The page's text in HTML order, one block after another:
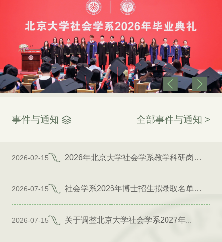
事件与通知 全部事件与通知 >
2026-02-15 2026年北京大学社会学系教学科研岗位招聘启事
2026-07-15 社会学系2026年博士招生拟录取名单公示（专项）
2026-07-15 关于调整北京大学社会学系2027年...